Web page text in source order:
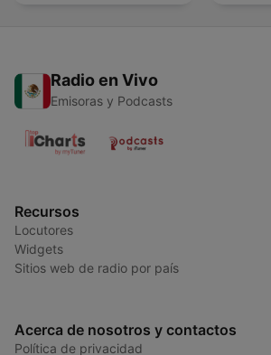
Radio en Vivo
Emisoras y Podcasts
Recursos
Locutores
Widgets
Sitios web de radio por país
Acerca de nosotros y contactos
Política de privacidad